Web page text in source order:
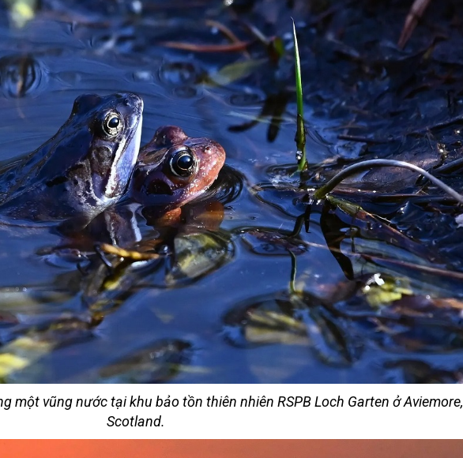
một vũng nước tại khu bảo tồn thiên nhiên RSPB Loch Garten ở Aviemore,
Scotland.